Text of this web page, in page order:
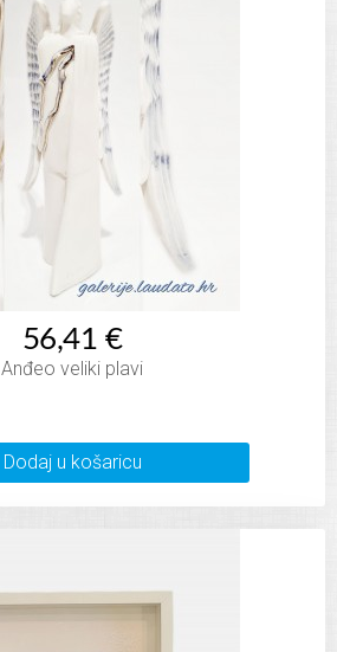
56,41 €
Anđeo veliki plavi
Dodaj u košaricu